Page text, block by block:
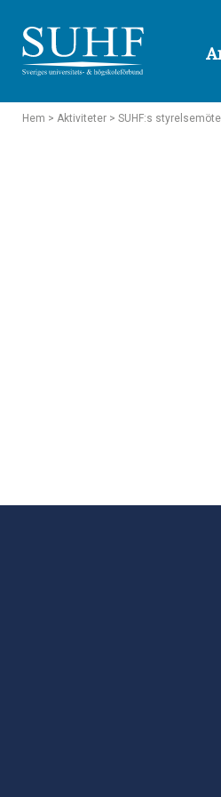
Hem > Aktiviteter > SUHF:s styrelsemöte